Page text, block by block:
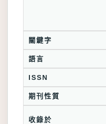
關鍵字
語言
ISSN
期刊性質
收錄於